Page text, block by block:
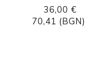
36,00 €
70,41 (BGN)